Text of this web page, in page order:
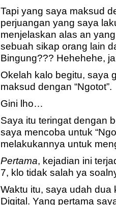
Tapi yang saya maksud
perjuangan yang saya
menjelaskan alas an
sebuah sikap orang lain
Bingung??? Hehehehe,
Okelah kalo begitu, saya
maksud dengan “Ngotot”.
Gini lho…
Saya itu teringat dengan
saya mencoba untuk
melakukannya untuk
Pertama, kejadian ini
7, klo tidak salah ya
Waktu itu, saya udah dua
Digital. Yang pertama